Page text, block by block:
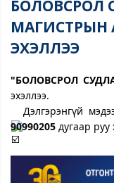
БОЛОВСРОЛ
МАГИСТРЫН
ЭХЭЛЛЭЭ
"БОЛОВСРОЛ
эхэллээ.
Дэлгэрэнгүй
90990205 дугаар